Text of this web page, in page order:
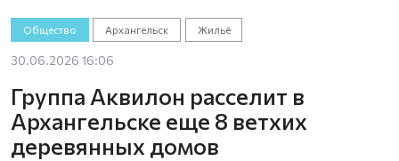
Общество Архангельск Жильё
30.06.2026 16:06
Группа Аквилон расселит в
Архангельске еще 8 ветхих
деревянных домов